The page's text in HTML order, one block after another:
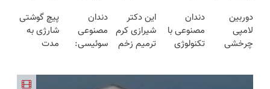
(تخفیف به
مدت
محدود)
(مجموعه47عددی
با گارانتی
تعویض)
هوشمند ⚙️
(نصف
قیمت بازار
مقاوم،
طبیعی!
ویزیت
اقساطی😍
🔥 پرداخت
درب منزل
+ گارانتی
دوربین
لامپی
چرخشی
دندان
مصنوعی با
تکنولوژی
این دکتر
شیرازی کرم
ترمیم زخم
دندان
مصنوعی
سوئیسی:
پیچ گوشتی
شارژی به
مدت